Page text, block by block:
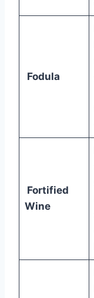
Fodula
Fortified
Wine